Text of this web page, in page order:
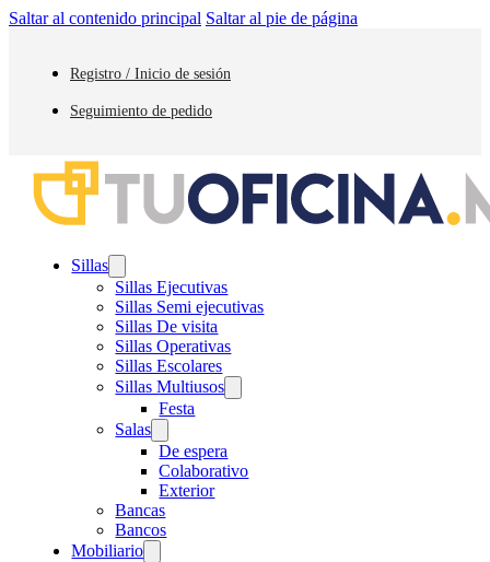
Saltar al contenido principal Saltar al pie de página
Registro / Inicio de sesión
Seguimiento de pedido
Sillas
Sillas Ejecutivas
Sillas Semi ejecutivas
Sillas De visita
Sillas Operativas
Sillas Escolares
Sillas Multiusos
Festa
Salas
De espera
Colaborativo
Exterior
Bancas
Bancos
Mobiliario